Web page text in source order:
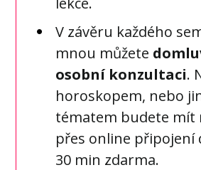
V závěru každého
mnou můžete
osobní konzultaci.
horoskopem, nebo
tématem budete mít
přes online připojení
30 min zdarma.